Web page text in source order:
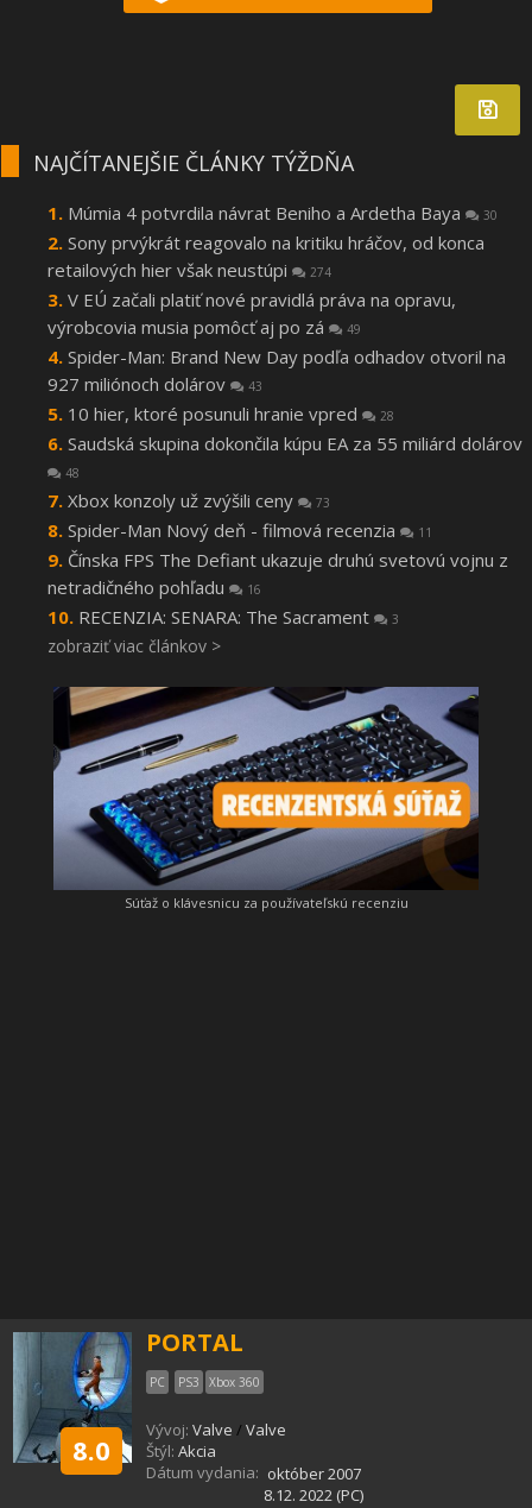
NAJČÍTANEJŠIE ČLÁNKY TÝŽDŇA
Múmia 4 potvrdila návrat Beniho a Ardetha Baya 30
Sony prvýkrát reagovalo na kritiku hráčov, od konca
retailových hier však neustúpi
274
V EÚ začali platiť nové pravidlá práva na opravu,
výrobcovia musia pomôcť aj po zá
49
Spider-Man: Brand New Day podľa odhadov otvoril na
927 miliónoch dolárov
43
10 hier, ktoré posunuli hranie vpred 28
Saudská skupina dokončila kúpu EA za 55 miliárd dolárov
48
Xbox konzoly už zvýšili ceny 73
Spider-Man Nový deň - filmová recenzia 11
Čínska FPS The Defiant ukazuje druhú svetovú vojnu z
netradičného pohľadu
16
RECENZIA: SENARA: The Sacrament 3
zobraziť viac článkov >
Súťaž o klávesnicu za používateľskú recenziu
8.0
PORTAL
PC PS3 Xbox 360
Vývoj: Valve / Valve
Štýl: Akcia
Dátum vydania: október 2007
8.12. 2022 (PC)